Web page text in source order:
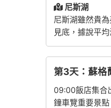
尼斯湖
尼斯湖雖然貴
見底，據說平
第3天：蘇格
09:00飯店集合
鐘車覽重要景